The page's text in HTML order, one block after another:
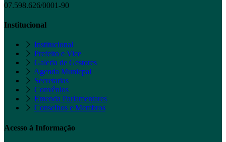
07.598.626/0001-90
Institucional
Institucional
Prefeito e Vice
Galeria de Gestores
Agenda Municpal
Secretarias
Convênios
Emenda Parlamentares
Conselhos e Membros
Acesso à Informação